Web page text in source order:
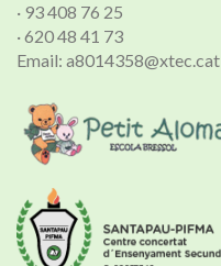
· 93 408 76 25
· 620 48 41 73
Email: a8014358@xtec.cat